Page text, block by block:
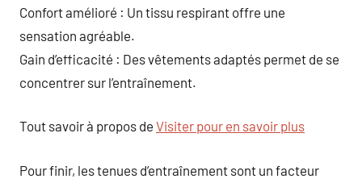
Confort amélioré : Un tissu respirant offre une
sensation agréable.
Gain d’efficacité : Des vêtements adaptés permet de se
concentrer sur l’entraînement.
Tout savoir à propos de Visiter pour en savoir plus
Pour finir, les tenues d’entraînement sont un facteur